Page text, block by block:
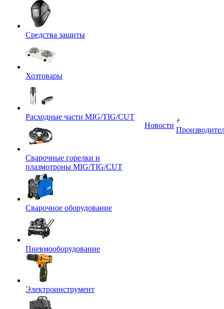
Средства защиты
Хозтовары
Расходные части MIG/TIG/CUT
Сварочные горелки и
плазмотроны MIG/TIG/CUT
Сварочное оборудование
Пневмооборудование
Электроинструмент
Новости